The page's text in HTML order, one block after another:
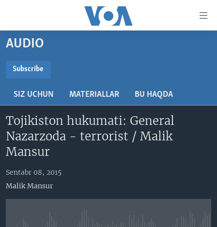
boring
Boshiga
Qidiruvga
AMERIKA
VATANDOSHLAR
MULTIMEDIA
AMERIKA MANZARALARI
XALQARO HAYOT
VASHINGTON CHOYXONASI
IJTIMOIY TARMOQLAR
FACEBOOK
YOUTUBE
INGLIZ TILI DARSLARI
EDITORIAL
AUDIO
Subscribe
Obuna bo'ling
SIZ UCHUN MATERIALLAR BU HAQDA
Tojikiston hukumati: General
Nazarzoda - terrorist / Malik
Mansur
Sentabr 08, 2015
Malik Mansur